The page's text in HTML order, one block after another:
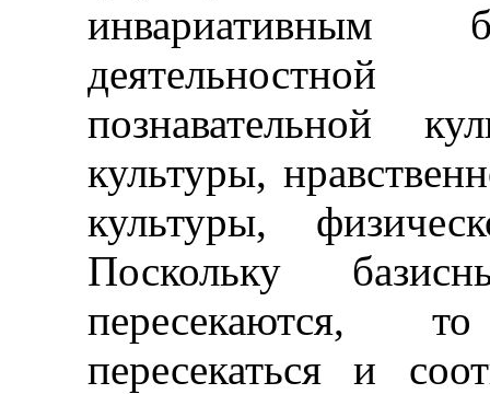
инвариативным
познавательной
культуры,
культуры,
Поскольку
пересекаются,
пересекаться и